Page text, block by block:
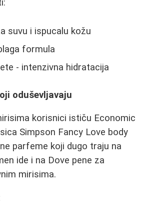
suvu i ispucalu kožu
formula
- intenzivna hidratacija
oduševljavaju
korisnici ističu Economic
Simpson Fancy Love body
parfeme koji dugo traju na
ide i na Dove pene za
mirisima.